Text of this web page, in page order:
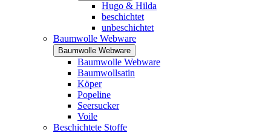
Hugo & Hilda
beschichtet
unbeschichtet
Baumwolle Webware
Baumwolle Webware
Baumwolle Webware
Baumwollsatin
Köper
Popeline
Seersucker
Voile
Beschichtete Stoffe